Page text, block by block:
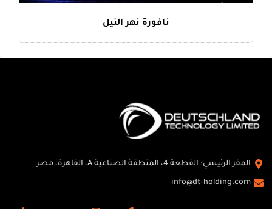
نافورة نهر النيل
المقر الرئيسي: القطعة 4، المنطقة الصناعية A، القاهرة، مصر
info@dt-holding.com